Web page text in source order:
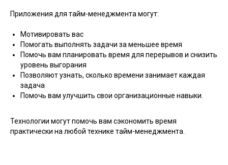
Приложения для тайм-менеджмента могут:
Мотивировать вас
Помогать выполнять задачи за меньшее время
Помочь вам планировать время для перерывов и снизить
уровень выгорания
Позволяют узнать, сколько времени занимает каждая
задача
Помочь вам улучшить свои организационные навыки.
Технологии могут помочь вам сэкономить время
практически на любой технике тайм-менеджмента.